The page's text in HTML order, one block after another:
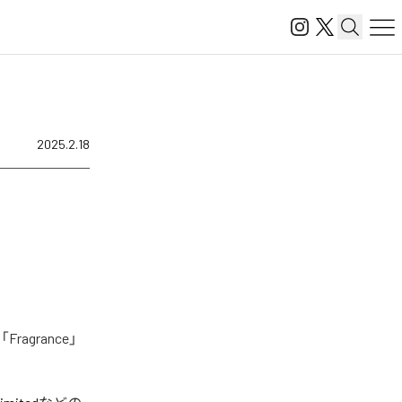
2025.2.18
」